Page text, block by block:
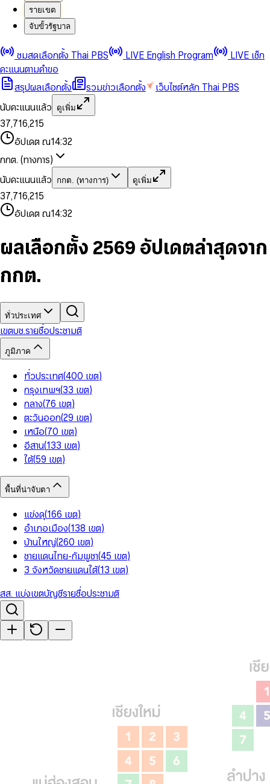
รายเขต
จับขั้วรัฐบาล
ชมสดเลือกตั้ง Thai PBS LIVE English Program
LIVE เช็ก
คะแนนตามคำขอ
สรุปผลเลือกตั้ง
รวมข่าวเลือกตั้ง
เว็บไซต์หลัก Thai PBS
นับคะแนนแล้ว
ดูเพิ่ม
0
1
2
3
4
5
6
8
9
0
1
2
3
4
5
6
7
8
9
,
0
1
2
4
6
7
8
9
0
1
2
3
4
5
6
7
8
9
0
1
3
5
6
7
8
9
,
1
2
4
5
7
8
9
0
1
3
4
6
7
8
9
0
2
3
4
5
7
8
อัปเดต ณ14:32
กกต. (ทางการ)
นับคะแนนแล้ว
กกต. (ทางการ) ดูเพิ่ม
0
1
2
3
4
5
7
8
0
1
2
4
5
6
7
8
9
,
0
1
2
4
6
7
8
9
0
1
2
3
5
6
8
9
0
1
3
5
6
7
8
,
1
2
4
6
7
9
0
1
3
5
6
8
9
0
2
3
4
5
7
9
อัปเดต ณ14:32
ผลเลือกตั้ง 2569 อัปเดตล่าสุดจาก
กกต.
ทั่วประเทศ
เขตบช.รายชื่อประชามติ
ภูมิภาค
ทั่วประเทศ(400 เขต)
กรุงเทพฯ(33 เขต)
กลาง(76 เขต)
ตะวันออก(29 เขต)
เหนือ(70 เขต)
อีสาน(133 เขต)
ใต้(59 เขต)
พื้นที่น่าจับตา
แข่งดุ(166 เขต)
อำเภอเมือง(138 เขต)
บ้านใหญ่(260 เขต)
ชายแดนไทย-กัมพูชา(45 เขต)
3 จังหวัดชายแดนใต้(13 เขต)
สส. แบ่งเขตบัญชีรายชื่อประชามติ